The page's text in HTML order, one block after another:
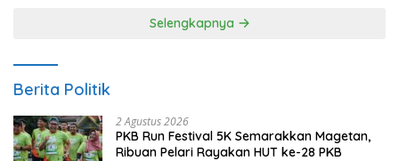
Selengkapnya
Berita Politik
2 Agustus 2026
PKB Run Festival 5K Semarakkan Magetan,
Ribuan Pelari Rayakan HUT ke-28 PKB